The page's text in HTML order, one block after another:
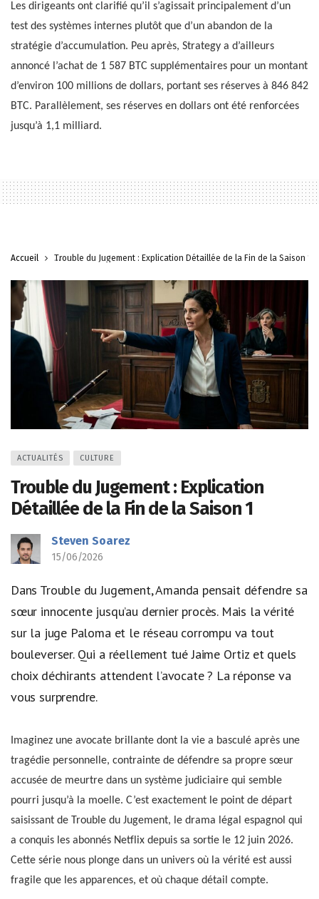
Les dirigeants ont clarifié qu’il s’agissait principalement d’un
test des systèmes internes plutôt que d’un abandon de la
stratégie d’accumulation. Peu après, Strategy a d’ailleurs
annoncé l’achat de 1 587 BTC supplémentaires pour un montant
d’environ 100 millions de dollars, portant ses réserves à 846 842
BTC. Parallèlement, ses réserves en dollars ont été renforcées
jusqu’à 1,1 milliard.
Accueil Trouble du Jugement : Explication Détaillée de la Fin de la Saison 1
ACTUALITÉS CULTURE
Trouble du Jugement : Explication
Détaillée de la Fin de la Saison 1
Steven Soarez
15/06/2026
Dans Trouble du Jugement, Amanda pensait défendre sa
sœur innocente jusqu’au dernier procès. Mais la vérité
sur la juge Paloma et le réseau corrompu va tout
bouleverser. Qui a réellement tué Jaime Ortiz et quels
choix déchirants attendent l’avocate ? La réponse va
vous surprendre.
Imaginez une avocate brillante dont la vie a basculé après une
tragédie personnelle, contrainte de défendre sa propre sœur
accusée de meurtre dans un système judiciaire qui semble
pourri jusqu’à la moelle. C’est exactement le point de départ
saisissant de Trouble du Jugement, le drama légal espagnol qui
a conquis les abonnés Netflix depuis sa sortie le 12 juin 2026.
Cette série nous plonge dans un univers où la vérité est aussi
fragile que les apparences, et où chaque détail compte.